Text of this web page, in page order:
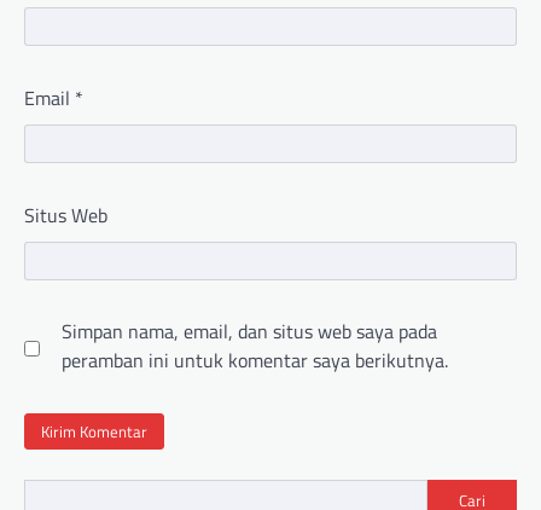
Email *
Situs Web
Simpan nama, email, dan situs web saya pada
peramban ini untuk komentar saya berikutnya.
Cari